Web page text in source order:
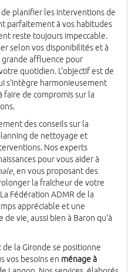
planifier les interventions de
parfaitement à vos habitudes
reste toujours impeccable.
selon vos disponibilités et à
affluence pour
quotidien. L'objectif est de
s'intègre harmonieusement
faire de compromis sur la
des conseils sur la
de nettoyage et
Nos experts
pour vous aider à
, en vous proposant des
la fraîcheur de votre
Fédération ADMR de la
appréciable et une
vie, aussi bien à Baron qu'à
de la Gironde se positionne
vos besoins en ménage à